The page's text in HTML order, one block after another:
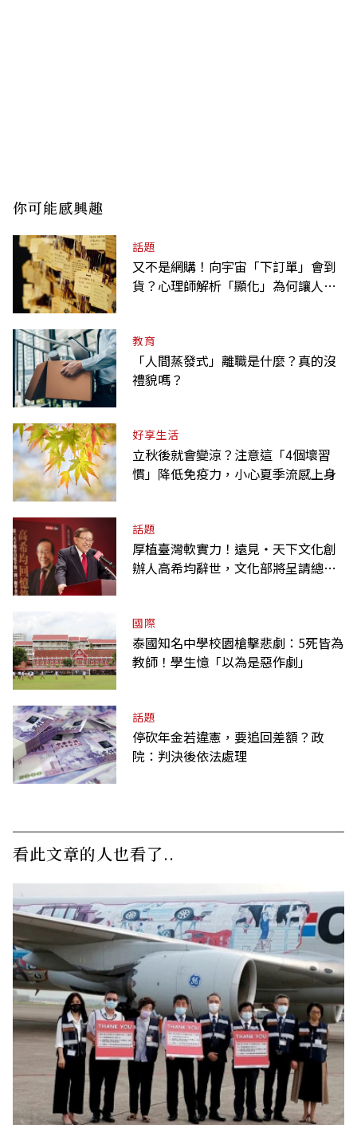
你可能感興趣
話題
又不是網購！向宇宙「下訂單」會到
貨？心理師解析「顯化」為何讓人無
教育
「人間蒸發式」離職是什麼？真的沒
禮貌嗎？
好享生活
立秋後就會變涼？注意這「4個壞習
慣」降低免疫力，小心夏季流感上身
話題
厚植臺灣軟實力！遠見‧天下文化創
辦人高希均辭世，文化部將呈請總統
國際
泰國知名中學校園槍擊悲劇：5死皆為
教師！學生憶「以為是惡作劇」
話題
停砍年金若違憲，要追回差額？政
院：判決後依法處理
看此文章的人也看了..